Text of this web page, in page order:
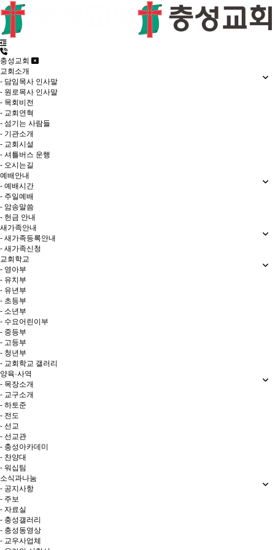
충성교회
교회소개
- 담임목사 인사말
- 원로목사 인사말
- 목회비전
- 교회연혁
- 섬기는 사람들
- 기관소개
- 교회시설
- 셔틀버스 운행
- 오시는길
예배안내
- 예배시간
- 주일예배
- 암송말씀
- 헌금 안내
새가족안내
- 새가족등록안내
- 새가족신청
교회학교
- 영아부
- 유치부
- 유년부
- 초등부
- 소년부
- 수요어린이부
- 중등부
- 고등부
- 청년부
- 교회학교 갤러리
양육·사역
- 목장소개
- 교구소개
- 하토준
- 전도
- 선교
- 선교관
- 충성아카데미
- 찬양대
- 워십팀
소식과나눔
- 공지사항
- 주보
- 자료실
- 충성갤러리
- 충성동영상
- 교우사업체